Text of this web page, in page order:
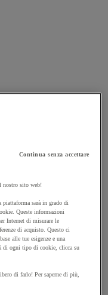
Continua senza accettare
nostro sito web!
sarà in grado di
Queste informazioni
Internet di misurare le
di acquisto. Questo ci
alle tue esigenze e una
di ogni tipo di cookie, clicca su
di farlo! Per saperne di più,